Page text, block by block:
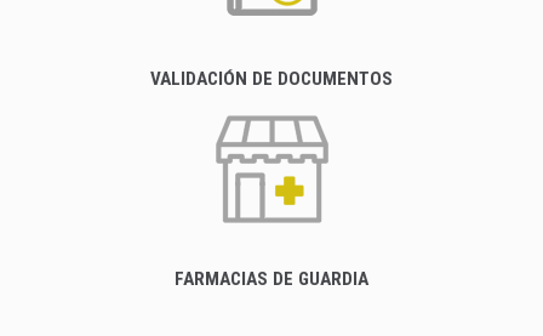
VALIDACIÓN DE DOCUMENTOS
FARMACIAS DE GUARDIA